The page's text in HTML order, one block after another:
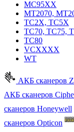
MC95XX
MT2070,
TC2X, TC5X
TC70, TC75,
TC80
VCXXXX
WT
АКБ сканеров
АКБ сканеров
сканеров Honeywell
сканеров Opticon